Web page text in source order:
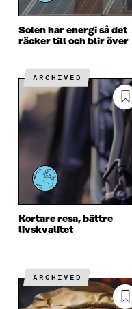
Solen har energi så det
räcker till och blir över
ARCHIVED
Kortare resa, bättre
livskvalitet
ARCHIVED